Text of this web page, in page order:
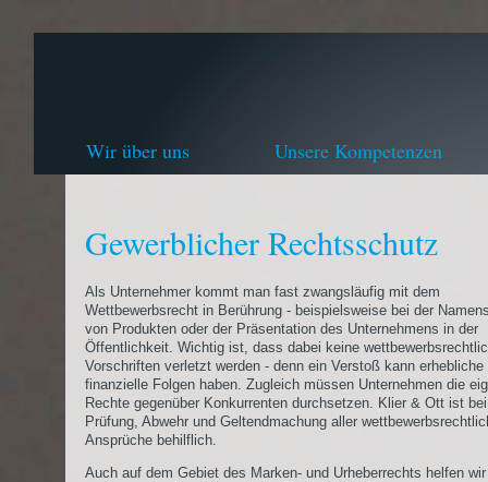
Wir über uns Unsere Kompetenzen
Gewerblicher Rechtsschutz
Als Unternehmer kommt man fast zwangsläufig mit dem
Wettbewerbsrecht in Berührung - beispielsweise bei der
von Produkten oder der Präsentation des Unternehmens in der
Öffentlichkeit. Wichtig ist, dass dabei keine
Vorschriften verletzt werden - denn ein Verstoß kann erhebliche
finanzielle Folgen haben. Zugleich müssen Unternehmen die
Rechte gegenüber Konkurrenten durchsetzen. Klier & Ott ist
Prüfung, Abwehr und Geltendmachung aller
Ansprüche behilflich.
Auch auf dem Gebiet des Marken- und Urheberrechts helfen wir